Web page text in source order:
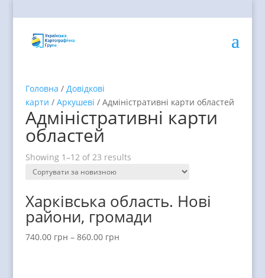
Головна / Довідкові
карти / Аркушеві / Адміністративні карти областей
Адміністративні карти
областей
Showing 1–12 of 23 results
Харківська область. Нові
райони, громади
740.00 грн – 860.00 грн